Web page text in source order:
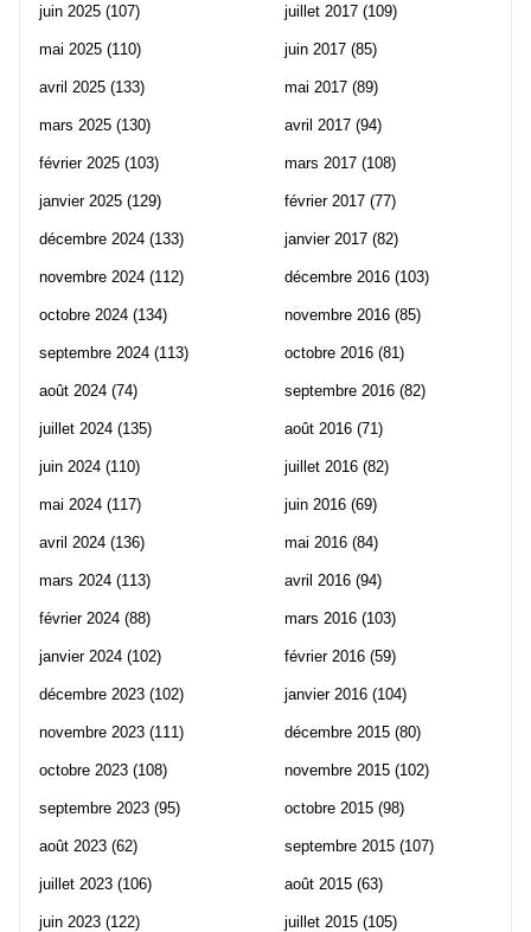
juin 2025 (107)
mai 2025 (110)
avril 2025 (133)
mars 2025 (130)
février 2025 (103)
janvier 2025 (129)
décembre 2024 (133)
novembre 2024 (112)
octobre 2024 (134)
septembre 2024 (113)
août 2024 (74)
juillet 2024 (135)
juin 2024 (110)
mai 2024 (117)
avril 2024 (136)
mars 2024 (113)
février 2024 (88)
janvier 2024 (102)
décembre 2023 (102)
novembre 2023 (111)
octobre 2023 (108)
septembre 2023 (95)
août 2023 (62)
juillet 2023 (106)
juin 2023 (122)
juillet 2017 (109)
juin 2017 (85)
mai 2017 (89)
avril 2017 (94)
mars 2017 (108)
février 2017 (77)
janvier 2017 (82)
décembre 2016 (103)
novembre 2016 (85)
octobre 2016 (81)
septembre 2016 (82)
août 2016 (71)
juillet 2016 (82)
juin 2016 (69)
mai 2016 (84)
avril 2016 (94)
mars 2016 (103)
février 2016 (59)
janvier 2016 (104)
décembre 2015 (80)
novembre 2015 (102)
octobre 2015 (98)
septembre 2015 (107)
août 2015 (63)
juillet 2015 (105)